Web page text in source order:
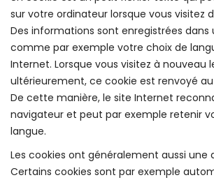
sur votre ordinateur lorsque vous visitez
Des informations sont enregistrées
comme par exemple votre choix de
Internet. Lorsque vous visitez à nouveau
ultérieurement, ce cookie est renvoyé
De cette manière, le site Internet
navigateur et peut par exemple retenir
langue.
Les cookies ont généralement aussi une
Certains cookies sont par exemple